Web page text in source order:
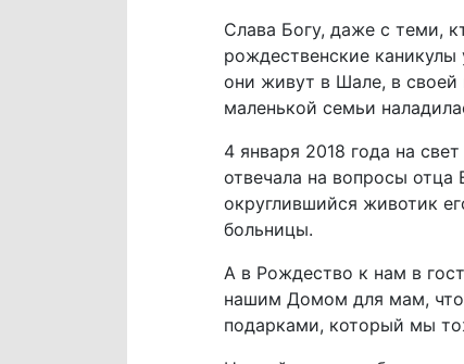
Слава Богу, даже с теми,
рождественские
они живут в Шале, в
маленькой семьи
4 января 2018 года на
отвечала на вопросы отца
округлившийся животик
больницы.
А в Рождество к нам в
нашим Домом для мам,
подарками, который мы